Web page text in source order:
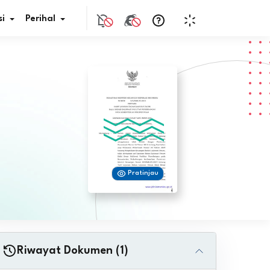
JDIH
Perihal
Pratinjau
Riwayat Dokumen (1)